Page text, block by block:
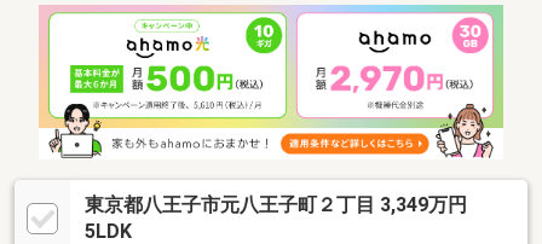
東京都八王子市元八王子町２丁目 3,349万円
5LDK